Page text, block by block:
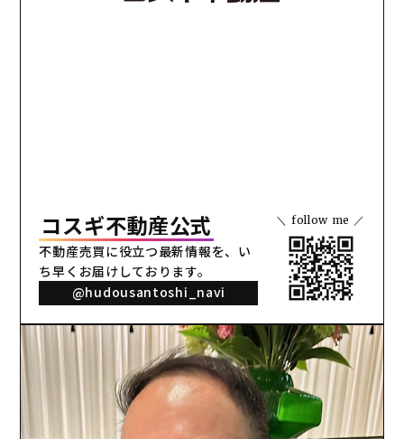
コスギ不動産公式
不動産売買に役立つ最新情報を、 い
ち早くお届けしております。
@hudousantoshi_navi
＼ follow me ／